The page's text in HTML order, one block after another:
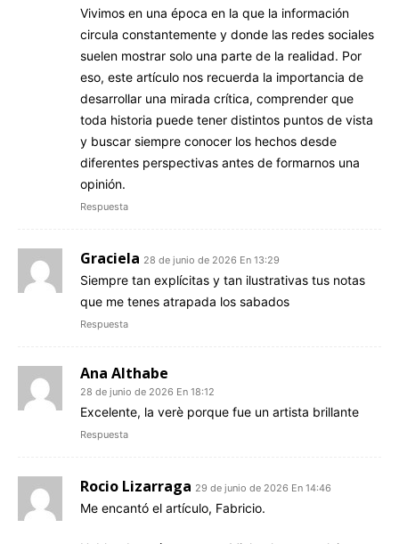
Vivimos en una época en la que la información
circula constantemente y donde las redes sociales
suelen mostrar solo una parte de la realidad. Por
eso, este artículo nos recuerda la importancia de
desarrollar una mirada crítica, comprender que
toda historia puede tener distintos puntos de vista
y buscar siempre conocer los hechos desde
diferentes perspectivas antes de formarnos una
opinión.
Respuesta
Graciela 28 de junio de 2026 En 13:29
Siempre tan explícitas y tan ilustrativas tus notas
que me tenes atrapada los sabados
Respuesta
Ana Althabe
28 de junio de 2026 En 18:12
Excelente, la verè porque fue un artista brillante
Respuesta
Rocio Lizarraga 29 de junio de 2026 En 14:46
Me encantó el artículo, Fabricio.